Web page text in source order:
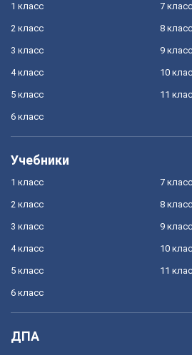
1 класс
2 класс
3 класс
4 класс
5 класс
6 класс
7 класс
8 класс
9 класс
10
11
Учебники
1 класс
2 класс
3 класс
4 класс
5 класс
6 класс
7 класс
8 класс
9 класс
10
11
ДПА